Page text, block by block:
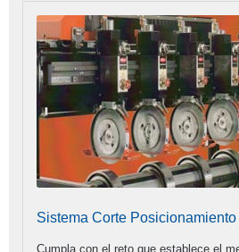
Sistema Corte
Cumpla con el reto que establece el